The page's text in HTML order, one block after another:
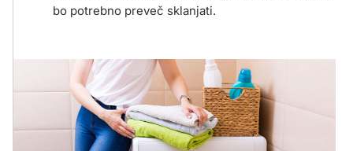
bo potrebno preveč sklanjati.